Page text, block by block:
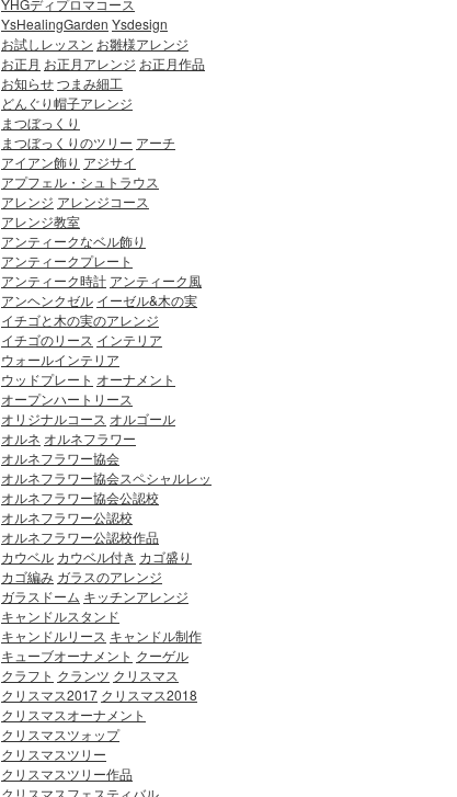
YHGディプロマコース
YsHealingGarden Ysdesign
お試しレッスン お雛様アレンジ
お正月 お正月アレンジ お正月作品
お知らせつまみ細工
どんぐり帽子アレンジ
まつぼっくり
まつぼっくりのツリー アーチ
アイアン飾り アジサイ
アプフェル・シュトラウス
アレンジ アレンジコース
アレンジ教室
アンティークなベル飾り
アンティークプレート
アンティーク時計 アンティーク風
アンヘンクゼル イーゼル&木の実
イチゴと木の実のアレンジ
イチゴのリース インテリア
ウォールインテリア
ウッドプレート オーナメント
オープンハートリース
オリジナルコース オルゴール
オルネ オルネフラワー
オルネフラワー協会
オルネフラワー協会スペシャルレッ
オルネフラワー協会公認校
オルネフラワー公認校
オルネフラワー公認校作品
カウベル カウベル付き カゴ盛り
カゴ編み ガラスのアレンジ
ガラスドーム キッチンアレンジ
キャンドルスタンド
キャンドルリース キャンドル制作
キューブオーナメント クーゲル
クラフト クランツ クリスマス
クリスマス2017 クリスマス2018
クリスマスオーナメント
クリスマスツォップ
クリスマスツリー
クリスマスツリー作品
クリスマスフェスティバル